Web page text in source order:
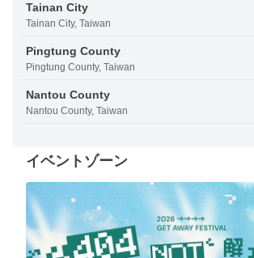
Tainan City
Tainan City, Taiwan
Pingtung County
Pingtung County, Taiwan
Nantou County
Nantou County, Taiwan
イベントゾーン